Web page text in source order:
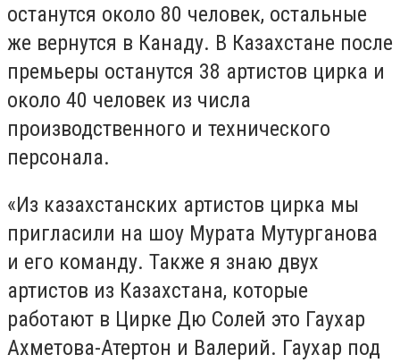
останутся около 80 человек, остальные
же вернутся в Канаду. В Казахстане после
премьеры останутся 38 артистов цирка и
около 40 человек из числа
производственного и технического
персонала.
«Из казахстанских артистов цирка мы
пригласили на шоу Мурата Мутурганова
и его команду. Также я знаю двух
артистов из Казахстана, которые
работают в Цирке Дю Солей это Гаухар
Ахметова-Атертон и Валерий. Гаухар под